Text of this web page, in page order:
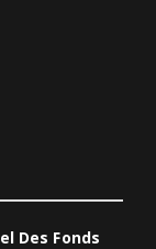
Des Fonds